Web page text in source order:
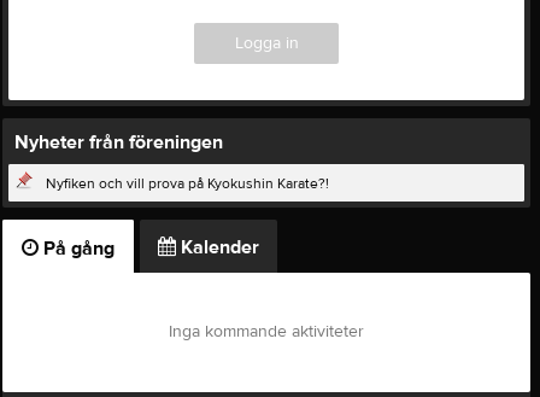
Logga in
Nyheter från föreningen
Nyfiken och vill prova på Kyokushin Karate?!
På gång Kalender
Inga kommande aktiviteter